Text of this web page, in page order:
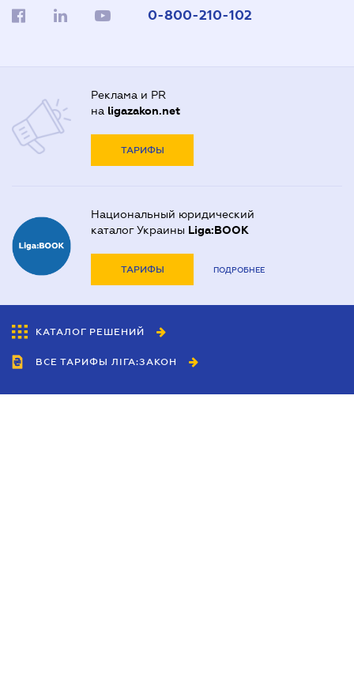
0-800-210-102
Реклама и PR
на ligazakon.net
ТАРИФЫ
Национальный юридический
каталог Украины Liga:BOOK
ТАРИФЫ ПОДРОБНЕЕ
КАТАЛОГ РЕШЕНИЙ
ВСЕ ТАРИФЫ ЛІГА:ЗАКОН